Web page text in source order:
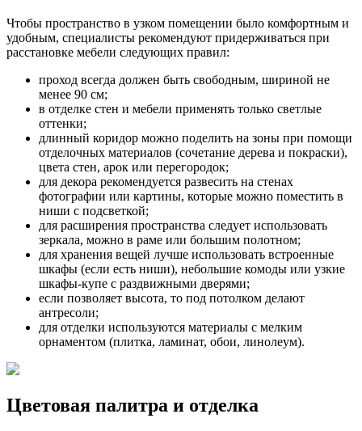
Чтобы пространство в узком помещении было комфортным и
удобным, специалисты рекомендуют придерживаться при
расстановке мебели следующих правил:
проход всегда должен быть свободным, шириной не
менее 90 см;
в отделке стен и мебели применять только светлые
оттенки;
длинный коридор можно поделить на зоны при помощи
отделочных материалов (сочетание дерева и покраски),
цвета стен, арок или перегородок;
для декора рекомендуется развесить на стенах
фотографии или картины, которые можно поместить в
ниши с подсветкой;
для расширения пространства следует использовать
зеркала, можно в раме или большим полотном;
для хранения вещей лучше использовать встроенные
шкафы (если есть ниши), небольшие комоды или узкие
шкафы-купе с раздвижными дверями;
если позволяет высота, то под потолком делают
антресоли;
для отделки используются материалы с мелким
орнаментом (плитка, ламинат, обои, линолеум).
Цветовая палитра и отделка